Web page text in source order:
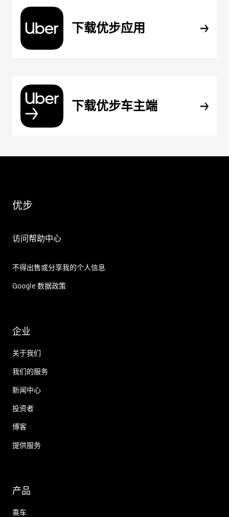
下载优步应用
下载优步车主端
优步
访问帮助中心
不得出售或分享我的个人信息
Google 数据政策
企业
关于我们
我们的服务
新闻中心
投资者
博客
提供服务
产品
乘车